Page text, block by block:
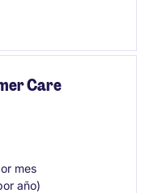
in international
Care
mes
año)